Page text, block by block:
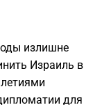
излишне
Израиль в
для